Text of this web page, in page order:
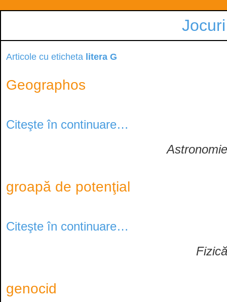
Articole cu eticheta litera G
Geographos
Citeşte în continuare…
Astronomie
groapă de potenţial
Citeşte în continuare…
Fizică
genocid